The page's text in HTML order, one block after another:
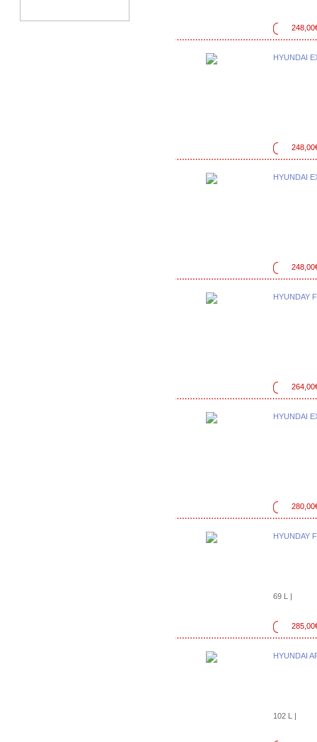
HYUNDAI
HYUNDAI
HYUNDAY
HYUNDAI
HYUNDAY
69 L |
HYUNDAI
102 L |